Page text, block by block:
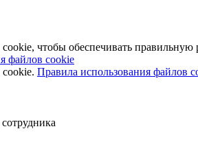
чтобы обеспечивать правильную
файлов cookie
Правила использования файлов